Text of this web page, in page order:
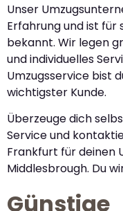
Unser
Erfahrung und ist für
bekannt. Wir legen
und individuelles
Umzugsservice bist
wichtigster Kunde.
Überzeuge dich
Service und
Frankfurt für deinen
Middlesbrough. Du
Günstige